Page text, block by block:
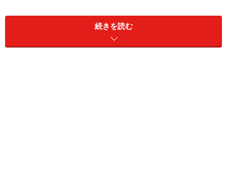
＜目次＞
恋愛も「時短」の時代、出会い方はマッチングアプリが
続きを読む